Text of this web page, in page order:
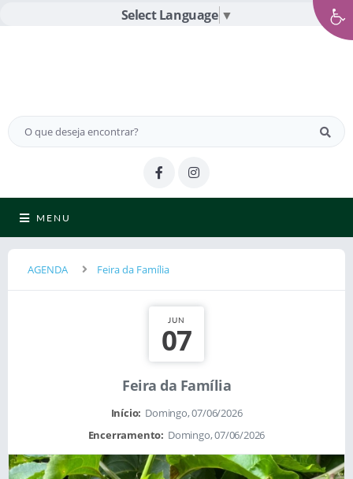
Select Language ▼
MENU
AGENDA Feira da Família
JUN
07
Feira da Família
Início: Domingo, 07/06/2026
Encerramento: Domingo, 07/06/2026